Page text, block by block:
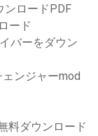
ンロードPDF
ード
バーをダウン
ンジャーmod
料ダウンロード